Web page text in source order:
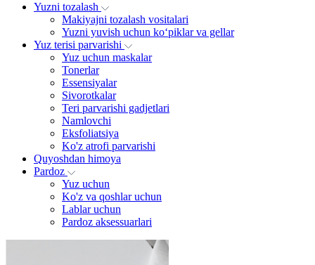
Yuzni tozalash
Makiyajni tozalash vositalari
Yuzni yuvish uchun ko‘piklar va gellar
Yuz terisi parvarishi
Yuz uchun maskalar
Tonerlar
Essensiyalar
Sivorotkalar
Teri parvarishi gadjetlari
Namlovchi
Eksfoliatsiya
Ko'z atrofi parvarishi
Quyoshdan himoya
Pardoz
Yuz uchun
Ko'z va qoshlar uchun
Lablar uchun
Pardoz aksessuarlari